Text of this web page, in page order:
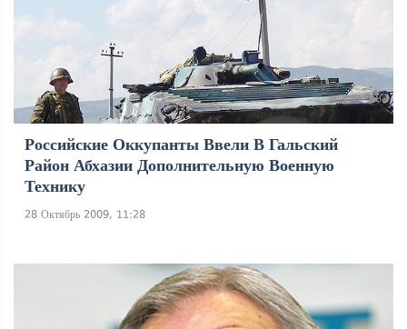
Российские Оккупанты Ввели В Гальский
Район Абхазии Дополнительную Военную
Технику
28 Октябрь 2009, 11:28